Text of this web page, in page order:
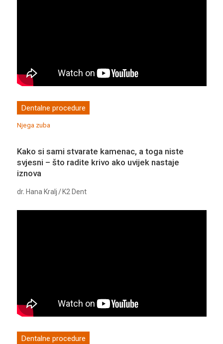
Dentalne procedure
Njega zuba
Kako si sami stvarate kamenac, a toga niste
svjesni – što radite krivo ako uvijek nastaje
iznova
dr. Hana Kralj / K2 Dent
Dentalne procedure